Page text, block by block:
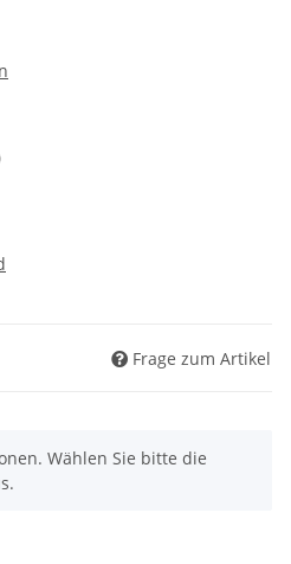
Frage zum Artikel
Wählen Sie bitte die